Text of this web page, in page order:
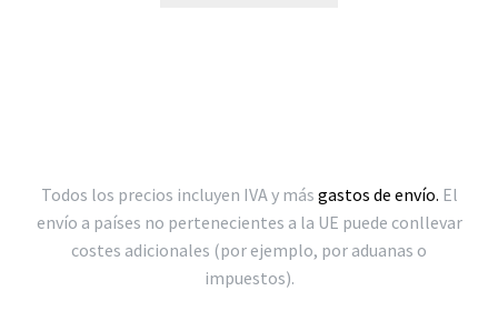
Todos los precios incluyen IVA y más gastos de envío. El
envío a países no pertenecientes a la UE puede conllevar
costes adicionales (por ejemplo, por aduanas o
impuestos).